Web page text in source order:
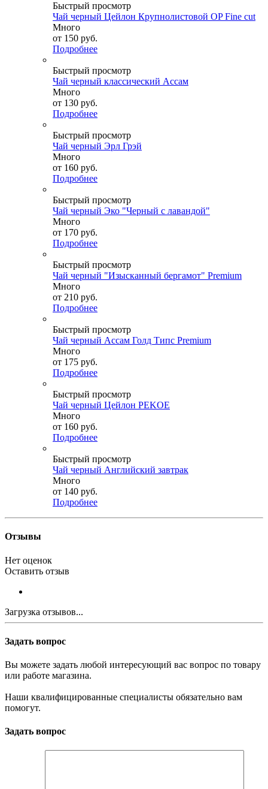
Быстрый просмотр
Чай черный Цейлон Крупнолистовой OP Fine cut
Много
от 150 руб.
Подробнее
Быстрый просмотр
Чай черный классический Ассам
Много
от 130 руб.
Подробнее
Быстрый просмотр
Чай черный Эрл Грэй
Много
от 160 руб.
Подробнее
Быстрый просмотр
Чай черный Эко "Черный с лавандой"
Много
от 170 руб.
Подробнее
Быстрый просмотр
Чай черный "Изысканный бергамот" Premium
Много
от 210 руб.
Подробнее
Быстрый просмотр
Чай черный Ассам Голд Типс Premium
Много
от 175 руб.
Подробнее
Быстрый просмотр
Чай черный Цейлон PEKOE
Много
от 160 руб.
Подробнее
Быстрый просмотр
Чай черный Aнглийский завтрак
Много
от 140 руб.
Подробнее
Отзывы
Нет оценок
Оставить отзыв
Загрузка отзывов...
Задать вопрос
Вы можете задать любой интересующий вас вопрос по товару
или работе магазина.
Наши квалифицированные специалисты обязательно вам
помогут.
Задать вопрос